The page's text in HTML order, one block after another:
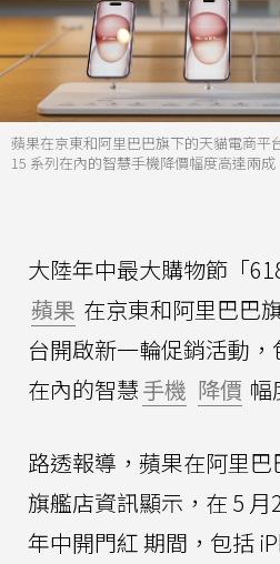
蘋果在京東和阿里巴巴旗下的天貓電商平
15 系列在內的智慧手機降價幅度高達兩成
大陸年中最大購物節「
蘋果 在京東和阿里巴巴
台開啟新一輪促銷活動，
在內的智慧手機 降價 幅
路透報導，蘋果在阿里
旗艦店資訊顯示，在 5 月
年中開門紅 期間，包括